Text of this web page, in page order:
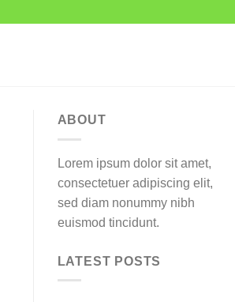
ABOUT
Lorem ipsum dolor sit amet,
consectetuer adipiscing elit,
sed diam nonummy nibh
euismod tincidunt.
LATEST POSTS